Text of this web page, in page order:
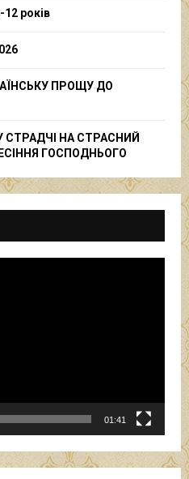
років
ПРОЩУ ДО
НА СТРАСНИЙ
ГОСПОДНЬОГО
01:41